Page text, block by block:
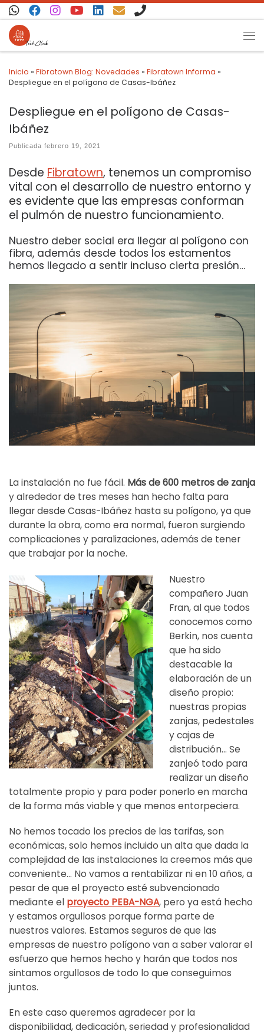
Saltar al contenido
Inicio » Fibratown Blog: Novedades » Fibratown Informa »
Despliegue en el polígono de Casas-Ibáñez
Despliegue en el polígono de Casas-
Ibáñez
Publicada febrero 19, 2021
Desde Fibratown, tenemos un compromiso
vital con el desarrollo de nuestro entorno y
es evidente que las empresas conforman
el pulmón de nuestro funcionamiento.
Nuestro deber social era llegar al polígono con
fibra, además desde todos los estamentos
hemos llegado a sentir incluso cierta presión…
La instalación no fue fácil. Más de 600 metros de zanja
y alrededor de tres meses han hecho falta para
llegar desde Casas-Ibáñez hasta su polígono, ya que
durante la obra, como era normal, fueron surgiendo
complicaciones y paralizaciones, además de tener
que trabajar por la noche.
Nuestro
compañero Juan
Fran, al que todos
conocemos como
Berkin, nos cuenta
que ha sido
destacable la
elaboración de un
diseño propio:
nuestras propias
zanjas, pedestales
y cajas de
distribución… Se
zanjeó todo para
realizar un diseño
totalmente propio y para poder ponerlo en marcha
de la forma más viable y que menos entorpeciera.
No hemos tocado los precios de las tarifas, son
económicas, solo hemos incluido un alta que dada la
complejidad de las instalaciones la creemos más que
conveniente… No vamos a rentabilizar ni en 10 años, a
pesar de que el proyecto esté subvencionado
mediante el proyecto PEBA-NGA, pero ya está hecho
y estamos orgullosos porque forma parte de
nuestros valores. Estamos seguros de que las
empresas de nuestro polígono van a saber valorar el
esfuerzo que hemos hecho y harán que todos nos
sintamos orgullosos de todo lo que conseguimos
juntos.
En este caso queremos agradecer por la
disponibilidad, dedicación, seriedad y profesionalidad